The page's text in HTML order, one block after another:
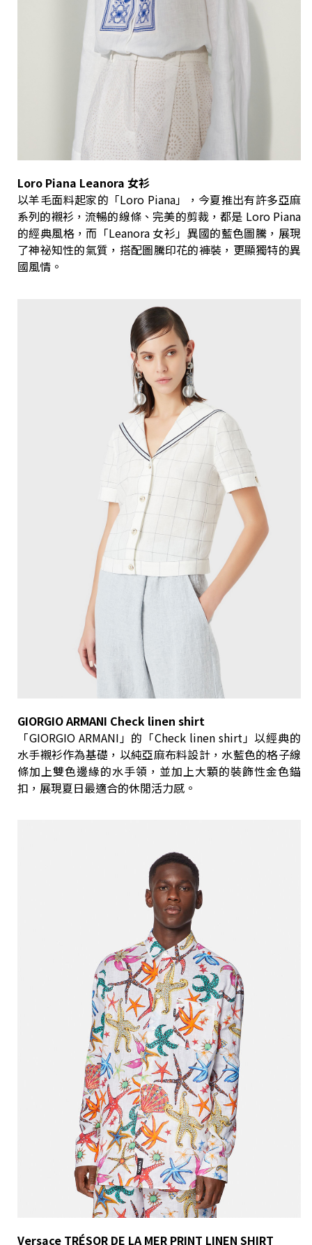
Loro Piana Leanora 女衫
以羊毛面料起家的「Loro Piana」，今夏推出有許多亞麻
系列的襯衫，流暢的線條、完美的剪裁，都是 Loro Piana
的經典風格，而「Leanora 女衫」異國的藍色圖騰，展現
了神祕知性的氣質，搭配圖騰印花的褲裝，更顯獨特的異
國風情。
GIORGIO ARMANI Check linen shirt
「GIORGIO ARMANI」的「Check linen shirt」以經典的
水手襯衫作為基礎，以純亞麻布料設計，水藍色的格子線
條加上雙色邊緣的水手領，並加上大顆的裝飾性金色錨
扣，展現夏日最適合的休閒活力感。
Versace TRÉSOR DE LA MER PRINT LINEN SHIRT